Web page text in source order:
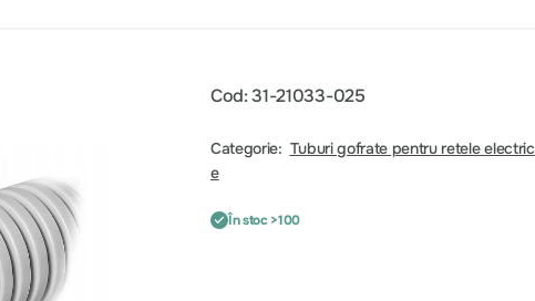
Cod: 31-21033-025
Categorie: Tuburi gofrate pentru retele electric
e
În stoc >100